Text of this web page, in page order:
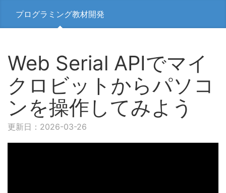
プログラミング教材開発
Web Serial APIでマイ
クロビットからパソコ
ンを操作してみよう
更新日：2026-03-26